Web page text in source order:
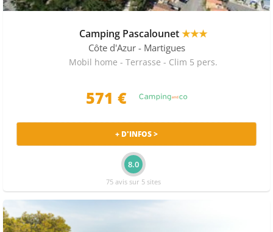
Camping Pascalounet★★★
Côte d'Azur - Martigues
Mobil home - Terrasse - Clim 5 pers.
571 €
+ D'INFOS >
8.0
75 avis sur 5 sites